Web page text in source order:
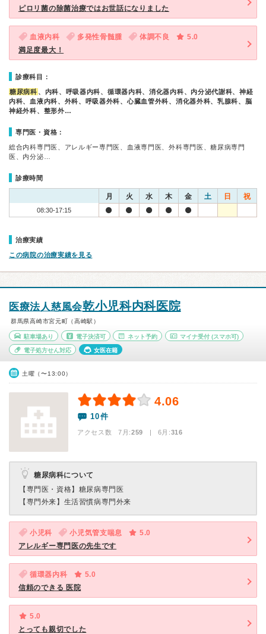
ピロリ菌の除菌治療ではお世話になりました
血液内科 多発性骨髄腫 体調不良
5.0
満足度最大！
診療科目：
糖尿病科 、内科、呼吸器内科、循環器内科、消化器内科、内分泌代謝科、神経
内科、血液内科、外科、呼吸器外科、心臓血管外科、消化器外科、乳腺科、脳
神経外科、整形外…
専門医・資格：
総合内科専門医、アレルギー専門医、血液専門医、外科専門医、糖尿病専門
医、内分泌…
診療時間
月 火 水 木 金 土 日 祝
08:30-17:15
治療実績
この病院の治療実績を見る
医療法人慈風会乾小児科内科医院
群馬県高崎市宮元町（高崎駅）
駐車場あり 電子決済可 ネット予約 マイナ受付 (スマホ可)
電子処方せん対応 女医在籍
土曜（〜13:00）
4.06
10件
アクセス数 7月:259 | 6月:316
糖尿病科について
【専門医・資格】 糖尿病専門医
【専門外来】 生活習慣病専門外来
小児科 小児気管支喘息
5.0
アレルギー専門医の先生です
循環器内科
5.0
信頼のできる 医院
5.0
とっても親切でした